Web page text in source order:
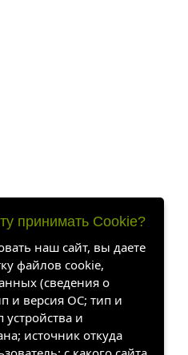
принимать Cookie?
наш сайт, вы даете
файлов cookie,
(сведения о
и версия ОС; тип и
устройства и
источник откуда